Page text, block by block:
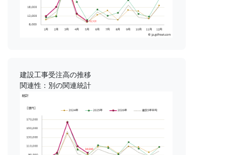
建設工事受注高の推移
関連性：別の関連統計